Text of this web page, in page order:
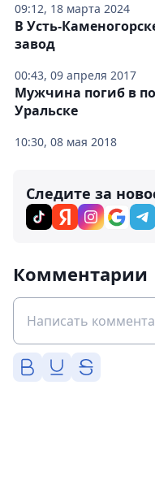
09:12, 18 марта 2024
00:43, 09 апреля 2017
В Усть-
завод
10:30, 08 мая 2018
Мужчина погиб в
Уральске
Следите за
Комментарии